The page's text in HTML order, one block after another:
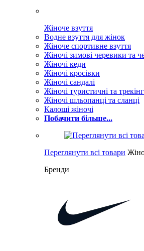
Жіноче взуття
Водне взуття для жінок
Жіноче спортивне взуття
Жіночі зимові черевики та
Жіночі кеди
Жіночі кросівки
Жіночі сандалі
Жіночі туристичні та
Жіночі шльопанці та сланці
Калоші жіночі
Побачити більше...
Переглянути всі товари
Бренди